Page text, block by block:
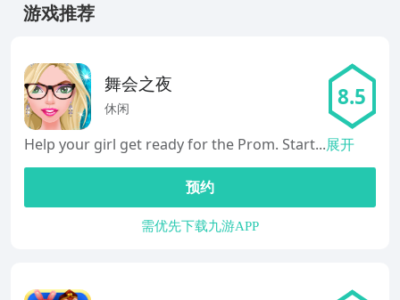
游戏推荐
舞会之夜
休闲 8.5
Help your girl get ready for the Prom. Start...展开
预约
需优先下载九游APP